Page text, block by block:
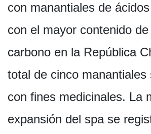
con manantiales de
con el mayor contenido
carbono en la República
total de cinco manantiales
con fines medicinales. La
expansión del spa se